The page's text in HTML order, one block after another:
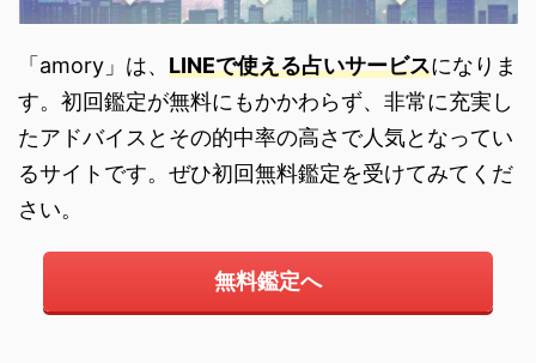
「amory」は、 LINEで使える占いサービスになりま
す。初回鑑定が無料にもかかわらず、非常に充実し
たアドバイスとその的中率の高さで人気となってい
るサイトです。ぜひ初回無料鑑定を受けてみてくだ
さい。
無料鑑定へ